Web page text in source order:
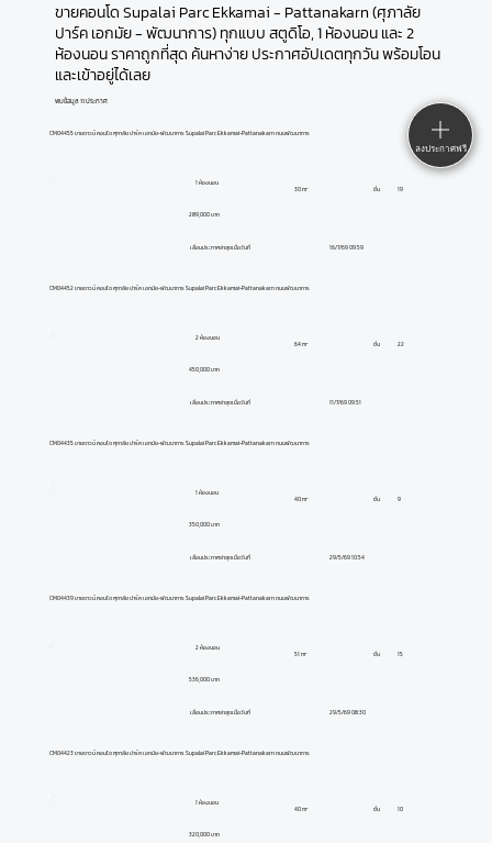
ขายคอนโด Supalai Parc Ekkamai - Pattanakarn (ศุภาลัย
ปาร์ค เอกมัย - พัฒนาการ) ทุกแบบ สตูดิโอ, 1 ห้องนอน และ 2
ห้องนอน ราคาถูกที่สุด ค้นหาง่าย ประกาศอัปเดตทุกวัน พร้อมโอน
และเข้าอยู่ได้เลย
พบข้อมูล 11 ประกาศ
CM04455 ขายดาวน์ คอนโด ศุภาลัย ปาร์ค เอกมัย-พัฒนาการ Supalai Parc Ekkamai-Pattanakarn ถนนพัฒนาการ
289,000 บาท
1 ห้องนอน
30 m² ชั้น 19
เลื่อนประกาศล่าสุดเมื่อวันที่ 16/7/69 09:59
CM04452 ขายดาวน์ คอนโด ศุภาลัย ปาร์ค เอกมัย-พัฒนาการ Supalai Parc Ekkamai-Pattanakarn ถนนพัฒนาการ
450,000 บาท
2 ห้องนอน
64 m² ชั้น 22
เลื่อนประกาศล่าสุดเมื่อวันที่ 11/7/69 09:51
CM04435 ขายดาวน์ คอนโด ศุภาลัย ปาร์ค เอกมัย-พัฒนาการ Supalai Parc Ekkamai-Pattanakarn ถนนพัฒนาการ
350,000 บาท
1 ห้องนอน
40 m² ชั้น 9
เลื่อนประกาศล่าสุดเมื่อวันที่ 29/5/69 10:54
CM04439 ขายดาวน์ คอนโด ศุภาลัย ปาร์ค เอกมัย-พัฒนาการ Supalai Parc Ekkamai-Pattanakarn ถนนพัฒนาการ
536,000 บาท
2 ห้องนอน
51 m² ชั้น 15
เลื่อนประกาศล่าสุดเมื่อวันที่ 29/5/69 08:30
CM04423 ขายดาวน์ คอนโด ศุภาลัย ปาร์ค เอกมัย-พัฒนาการ Supalai Parc Ekkamai-Pattanakarn ถนนพัฒนาการ
320,000 บาท
1 ห้องนอน
40 m² ชั้น 10
ลงประกาศฟรี